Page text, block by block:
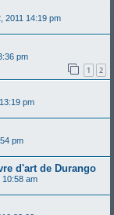
2011 14:19 pm
pm
1 2
pm
pm
d'art de Durango
10:58 am